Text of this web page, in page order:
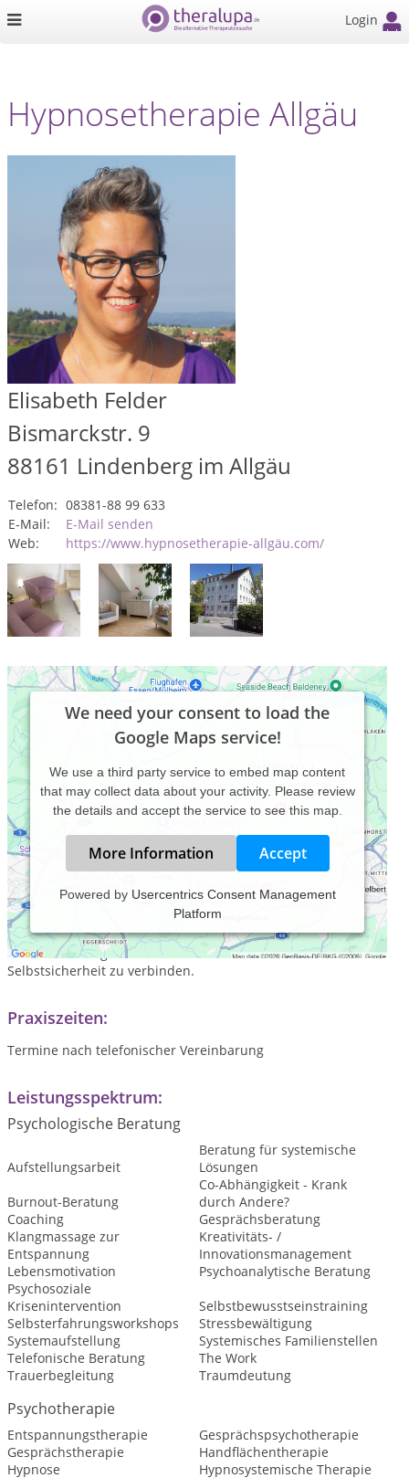
Login
Hypnosetherapie Allgäu
Elisabeth Felder
Bismarckstr. 9
88161 Lindenberg im Allgäu
Telefon: 08381-88 99 633
E-Mail:
E-Mail senden
Web:
https://www.hypnosetherapie-allgäu.com/
We need your consent to load the
Google Maps service!
We use a third party service to embed map content
that may collect data about your activity. Please review
the details and accept the service to see this map.
More Information Accept
Powered by Usercentrics Consent Management
Platform
Als Hypnosetherapeutin & Coach unterstütze ich Dich dabei,
Klarheit zu gewinnen, alte Muster & Ängste zu lösen und Dich
mit Deiner ureigenen Kraft und Deiner natürlichen
Selbstsicherheit zu verbinden.
Praxiszeiten:
Termine nach telefonischer Vereinbarung
Leistungsspektrum:
Psychologische Beratung
Aufstellungsarbeit
Beratung für systemische
Lösungen
Burnout-Beratung
Co-Abhängigkeit - Krank
durch Andere?
Coaching
Gesprächsberatung
Klangmassage zur
Entspannung
Kreativitäts- /
Innovationsmanagement
Lebensmotivation
Psychoanalytische Beratung
Psychosoziale
Krisenintervention
Selbstbewusstseinstraining
Selbsterfahrungsworkshops
Stressbewältigung
Systemaufstellung
Systemisches Familienstellen
Telefonische Beratung
The Work
Trauerbegleitung
Traumdeutung
Psychotherapie
Entspannungstherapie
Gesprächspsychotherapie
Gesprächstherapie
Handflächentherapie
Hypnose
Hypnosystemische Therapie